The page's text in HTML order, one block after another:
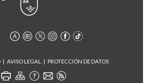
AVISO LEGAL PROTECCIÓN DE DATOS